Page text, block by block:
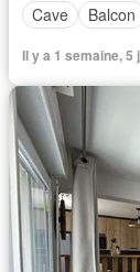
Cave
Balcon
Il y a 1 semaine,